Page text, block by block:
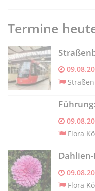
Termine
Flora
Flora